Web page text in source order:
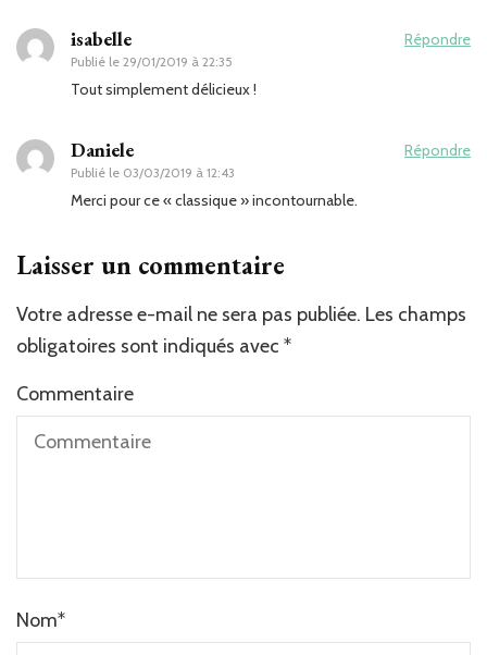
isabelle
Publié le 29/01/2019 à 22:35
Répondre
Tout simplement délicieux !
Daniele
Publié le 03/03/2019 à 12:43
Répondre
Merci pour ce « classique » incontournable.
Laisser un commentaire
Votre adresse e-mail ne sera pas publiée. Les champs
obligatoires sont indiqués avec *
Commentaire
Nom*